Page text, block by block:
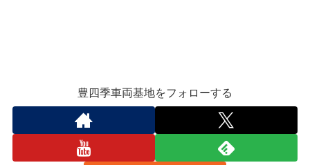
豊四季車両基地をフォローする